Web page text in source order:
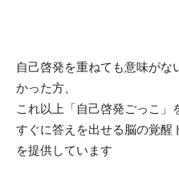
自己啓発を重ねても意味がな
かった方、
これ以上 「自己啓発ごっこ
すぐに答えを出せる脳の覚醒
を提供しています